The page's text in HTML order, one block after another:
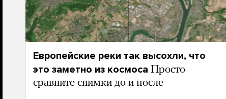
Европейские реки так высохли, что
это заметно из космоса Просто
сравните снимки до и после